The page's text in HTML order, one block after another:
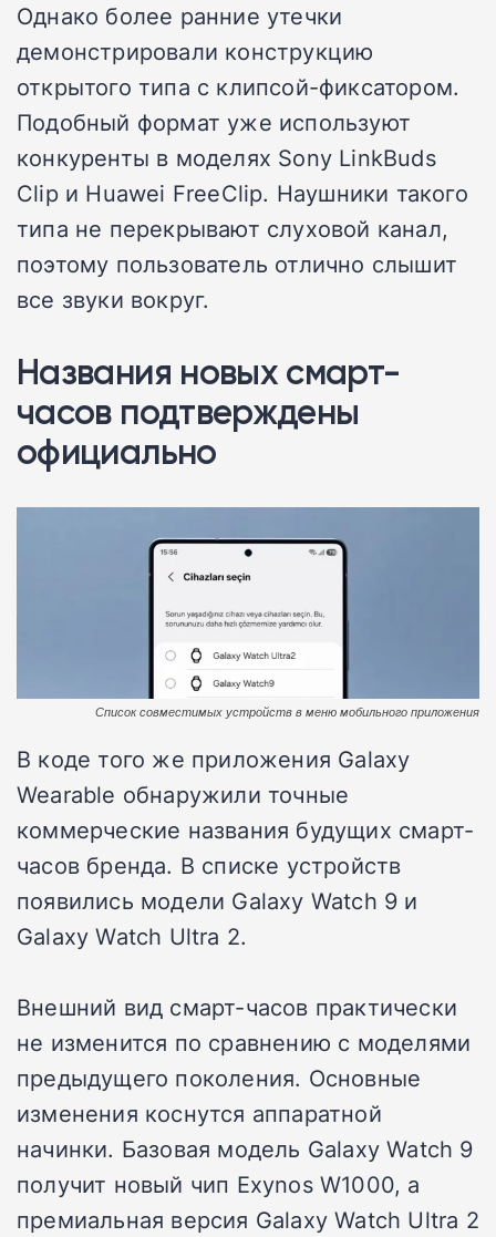
Однако более ранние утечки
демонстрировали конструкцию
открытого типа с клипсой-фиксатором.
Подобный формат уже используют
конкуренты в моделях Sony LinkBuds
Clip и Huawei FreeClip. Наушники такого
типа не перекрывают слуховой канал,
поэтому пользователь отлично слышит
все звуки вокруг.
Названия новых смарт-
часов подтверждены
официально
Список совместимых устройств в меню мобильного приложения
В коде того же приложения Galaxy
Wearable обнаружили точные
коммерческие названия будущих смарт-
часов бренда. В списке устройств
появились модели Galaxy Watch 9 и
Galaxy Watch Ultra 2.
Внешний вид смарт-часов практически
не изменится по сравнению с моделями
предыдущего поколения. Основные
изменения коснутся аппаратной
начинки. Базовая модель Galaxy Watch 9
получит новый чип Exynos W1000, а
премиальная версия Galaxy Watch Ultra 2